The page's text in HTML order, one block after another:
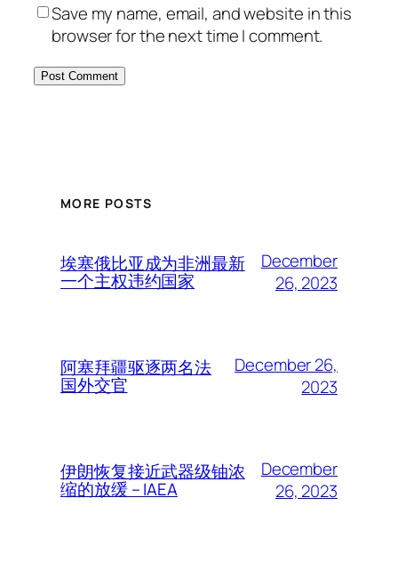
Save my name, email, and website in this
browser for the next time I comment.
MORE POSTS
埃塞俄比亚成为非洲最新
一个主权违约国家
December
26, 2023
阿塞拜疆驱逐两名法
国外交官
December 26,
2023
伊朗恢复接近武器级铀浓
缩的放缓 – IAEA
December
26, 2023